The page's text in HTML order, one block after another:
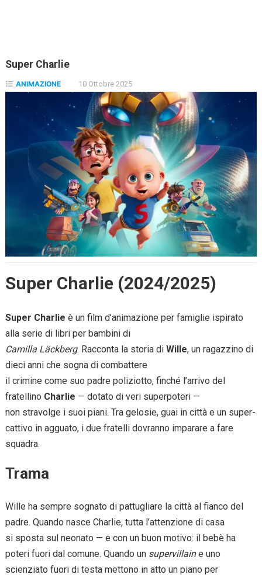
Super Charlie
ANIMAZIONE 10 Ottobre 2025
Super Charlie (2024/2025)
Super Charlie è un film d’animazione per famiglie ispirato
alla serie di libri per bambini di
Camilla Läckberg. Racconta la storia di Wille, un ragazzino di
dieci anni che sogna di combattere
il crimine come suo padre poliziotto, finché l’arrivo del
fratellino Charlie — dotato di veri superpoteri —
non stravolge i suoi piani. Tra gelosie, guai in città e un super-
cattivo in agguato, i due fratelli dovranno imparare a fare
squadra.
Trama
Wille ha sempre sognato di pattugliare la città al fianco del
padre. Quando nasce Charlie, tutta l’attenzione di casa
si sposta sul neonato — e con un buon motivo: il bebè ha
poteri fuori dal comune. Quando un supervillaine uno
scienziato fuori di testa mettono in atto un piano per